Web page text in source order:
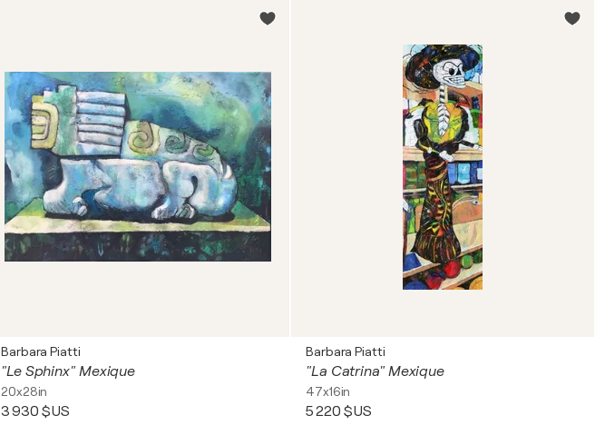
Barbara Piatti
"Le Sphinx" Mexique
20x28in
3 930 $US
Barbara Piatti
"La Catrina" Mexique
47x16in
5 220 $US